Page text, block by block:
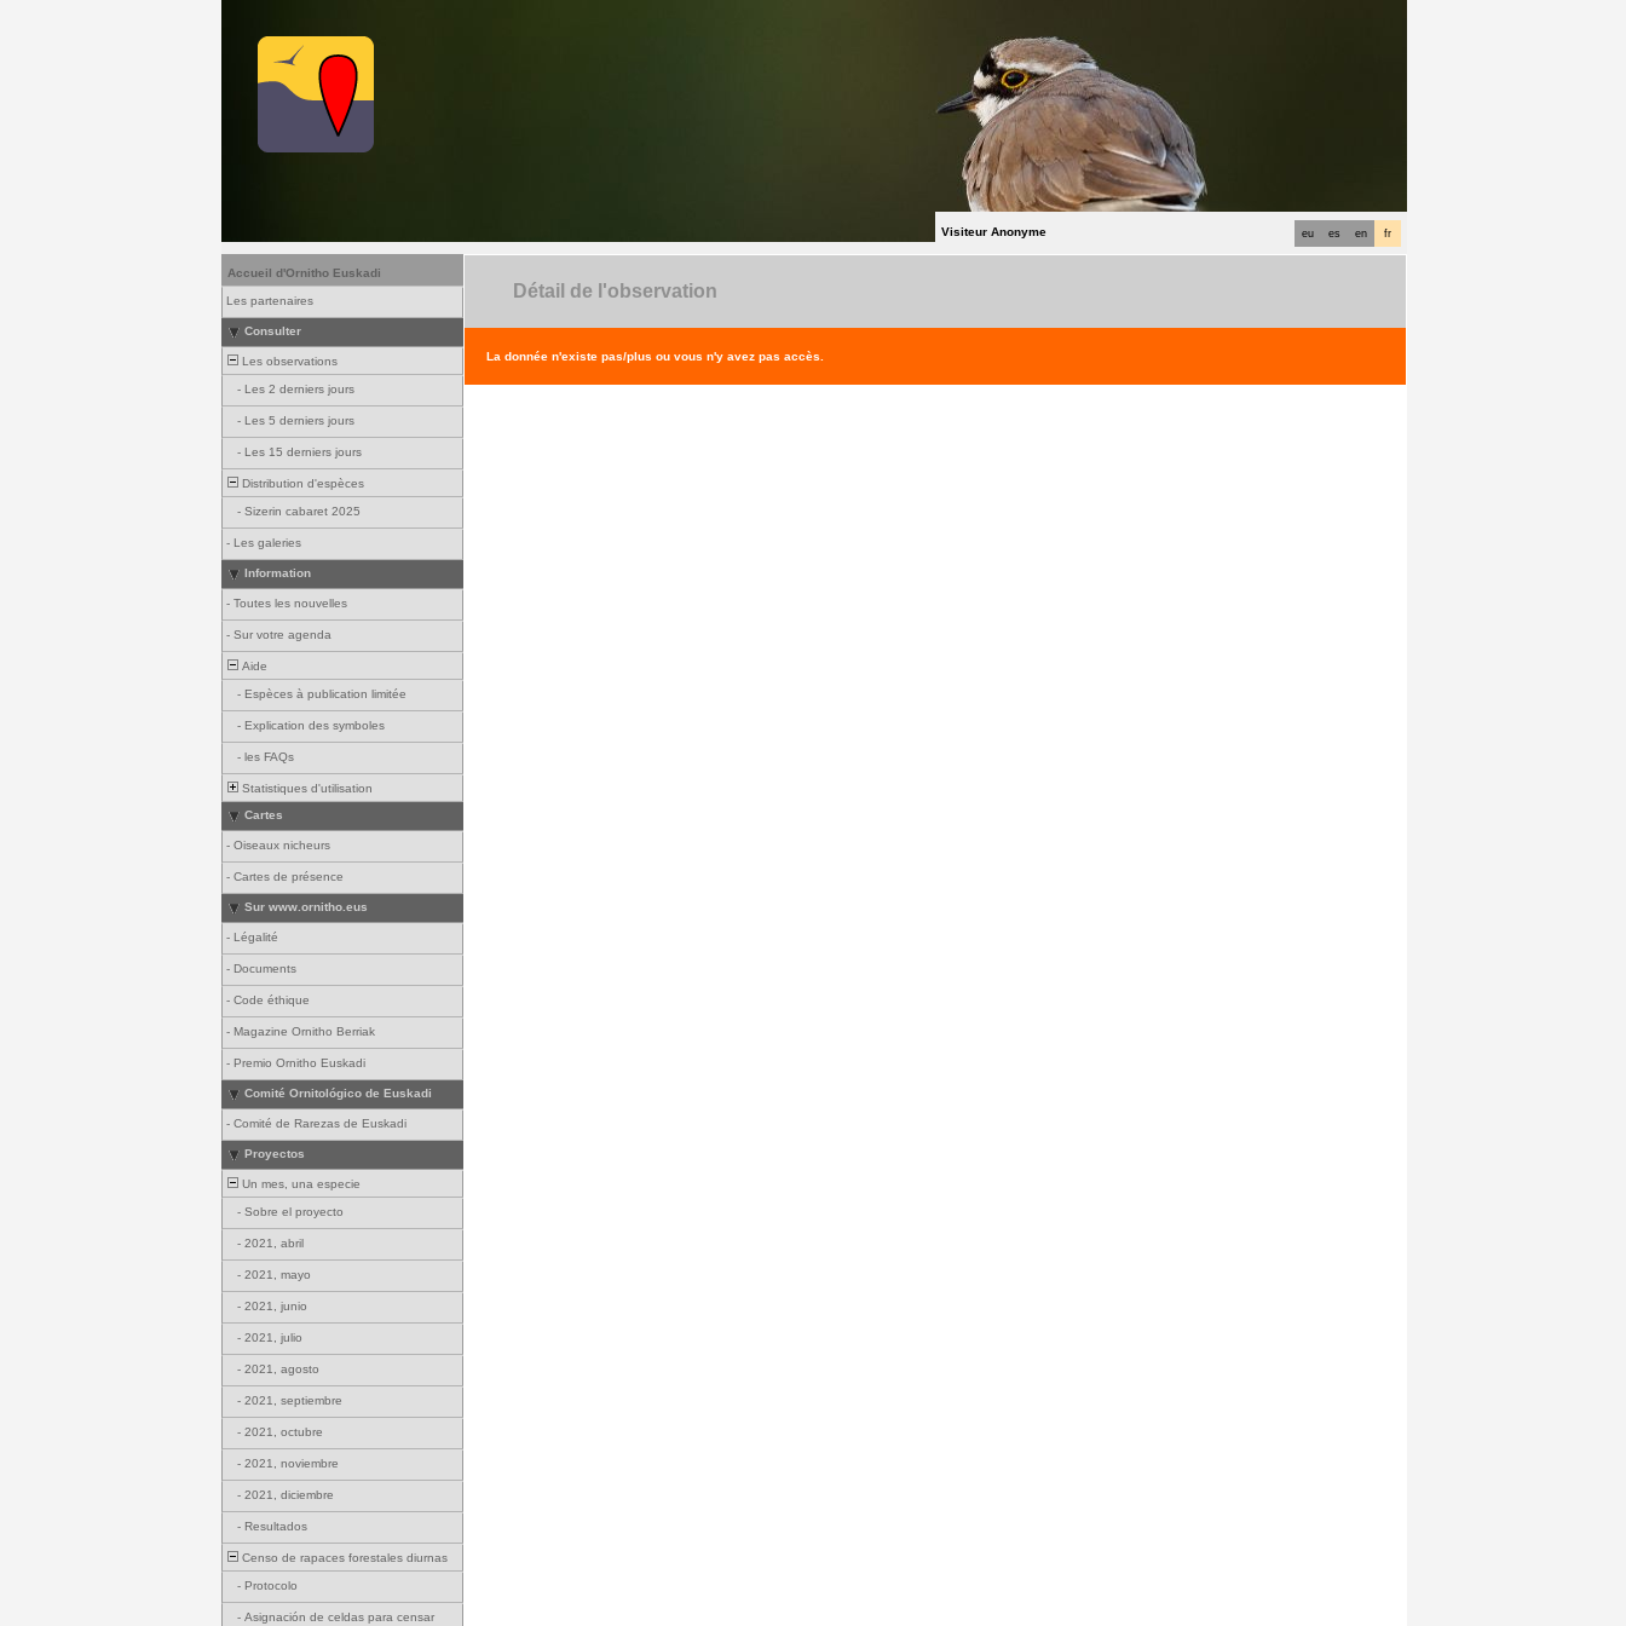
fr
en
es
eu
Visiteur Anonyme
Accueil d'Ornitho Euskadi
Les partenaires
Consulter
Les observations
- Les 2 derniers jours
- Les 5 derniers jours
- Les 15 derniers jours
Distribution d'espèces
- Sizerin cabaret 2025
- Les galeries
Information
- Toutes les nouvelles
- Sur votre agenda
Aide
- Espèces à publication limitée
- Explication des symboles
- les FAQs
Statistiques d'utilisation
Cartes
- Oiseaux nicheurs
- Cartes de présence
Sur www.ornitho.eus
- Légalité
- Documents
- Code éthique
- Magazine Ornitho Berriak
- Premio Ornitho Euskadi
Comité Ornitológico de Euskadi
- Comité de Rarezas de Euskadi
Proyectos
Un mes, una especie
- Sobre el proyecto
- 2021, abril
- 2021, mayo
- 2021, junio
- 2021, julio
- 2021, agosto
- 2021, septiembre
- 2021, octubre
- 2021, noviembre
- 2021, diciembre
- Resultados
Censo de rapaces forestales diurnas
- Protocolo
- Asignación de celdas para censar
Détail de l'observation
La donnée n'existe pas/plus ou vous n'y avez pas accès.